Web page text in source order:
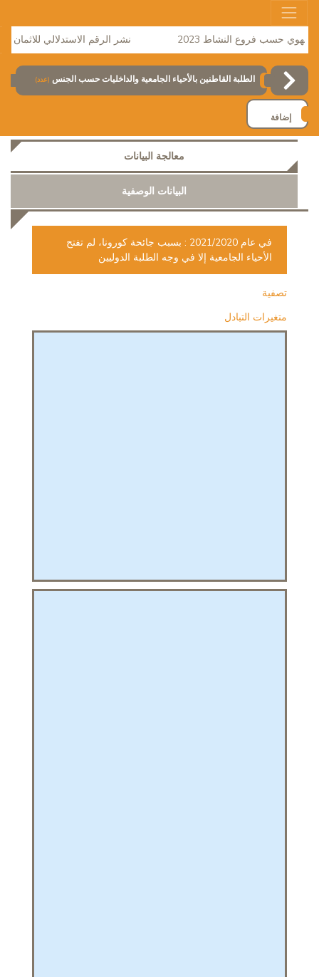
حسب فروع النشاط 2023 نشر الرقم الاستدلالي للاثمان لشهر
الطلبة القاطنين بالأحياء الجامعية والداخليات حسب الجنس (عدد)
إضافة
معالجة البيانات
البيانات الوصفية
في عام 2021/2020 : بسبب جائحة كورونا، لم تفتح
الأحياء الجامعية إلا في وجه الطلبة الدوليين
تصفية
متغيرات التبادل